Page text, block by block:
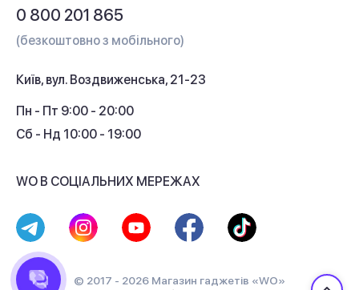
Кешбек
0 800 201 865
(безкоштовно з мобільного)
Київ, вул. Воздвиженська, 21-23
Пн - Пт 9:00 - 20:00
Сб - Нд 10:00 - 19:00
WO В СОЦІАЛЬНИХ МЕРЕЖАХ
© 2017 - 2026 Магазин гаджетів «WO»